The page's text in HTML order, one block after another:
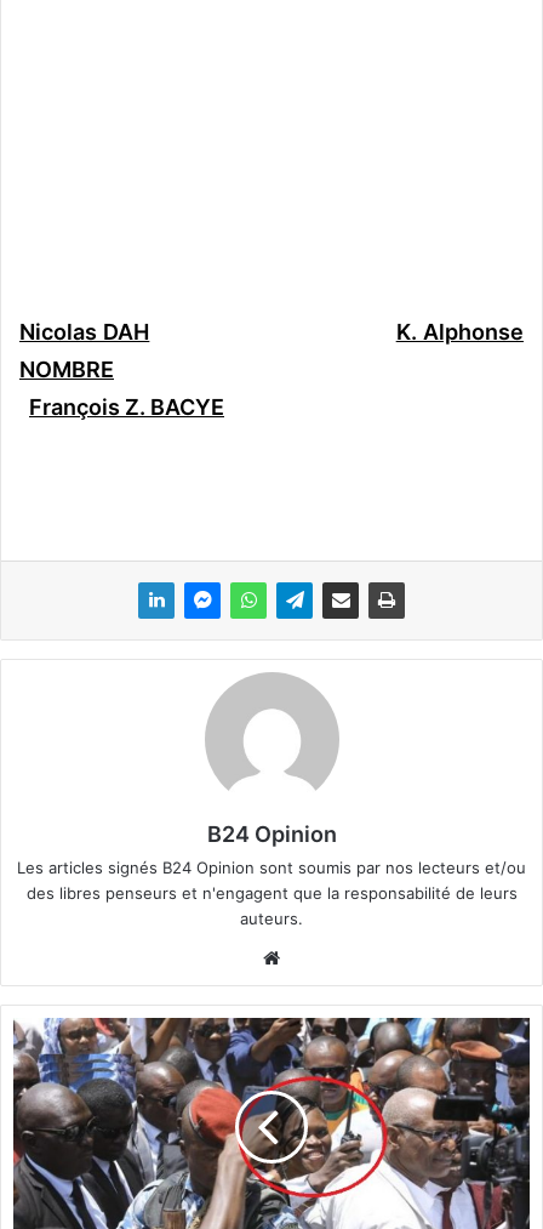
Nicolas DAH
K. Alphonse
NOMBRE
François Z. BACYE
B24 Opinion
Les articles signés B24 Opinion sont soumis par nos lecteurs et/ou
des libres penseurs et n'engagent que la responsabilité de leurs
auteurs.
bsi
te
C
ô
t
e
d
'
I
v